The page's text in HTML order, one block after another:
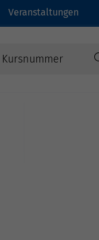
Veranstaltungen